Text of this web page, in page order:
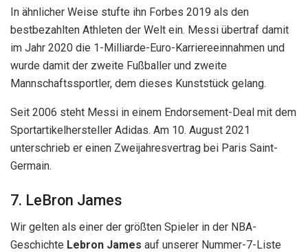
In ähnlicher Weise stufte ihn Forbes 2019 als den
bestbezahlten Athleten der Welt ein. Messi übertraf damit
im Jahr 2020 die 1-Milliarde-Euro-Karriereeinnahmen und
wurde damit der zweite Fußballer und zweite
Mannschaftssportler, dem dieses Kunststück gelang.
Seit 2006 steht Messi in einem Endorsement-Deal mit dem
Sportartikelhersteller Adidas. Am 10. August 2021
unterschrieb er einen Zweijahresvertrag bei Paris Saint-
Germain.
7. LeBron James
Wir gelten als einer der größten Spieler in der NBA-
Geschichte Lebron James auf unserer Nummer-7-Liste